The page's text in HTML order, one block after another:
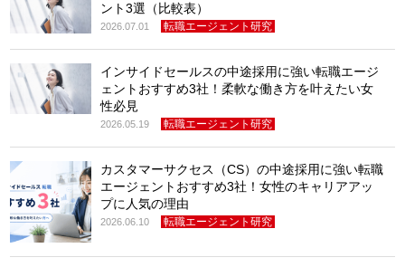
ント3選（比較表）
2026.07.01 転職エージェント研究
インサイドセールスの中途採用に強い転職エージ
ェントおすすめ3社！柔軟な働き方を叶えたい女
性必見
2026.05.19 転職エージェント研究
カスタマーサクセス（CS）の中途採用に強い転職
エージェントおすすめ3社！女性のキャリアアッ
プに人気の理由
2026.06.10 転職エージェント研究